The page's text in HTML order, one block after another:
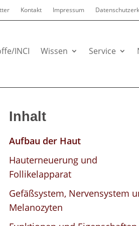
Kontakt Impressum
INCI Wissen Service
&
Inhaltsstoffe
up
gestellte
Inhalt
Aufbau der Haut
Hauterneuerung und
Follikelapparat
Gefäßsystem, Nervensystem
Melanozyten